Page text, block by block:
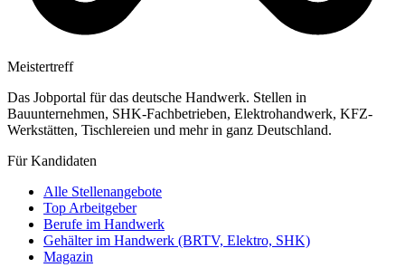
Meistertreff
Das Jobportal für das deutsche Handwerk. Stellen in
Bauunternehmen, SHK-Fachbetrieben, Elektrohandwerk, KFZ-
Werkstätten, Tischlereien und mehr in ganz Deutschland.
Für Kandidaten
Alle Stellenangebote
Top Arbeitgeber
Berufe im Handwerk
Gehälter im Handwerk (BRTV, Elektro, SHK)
Magazin